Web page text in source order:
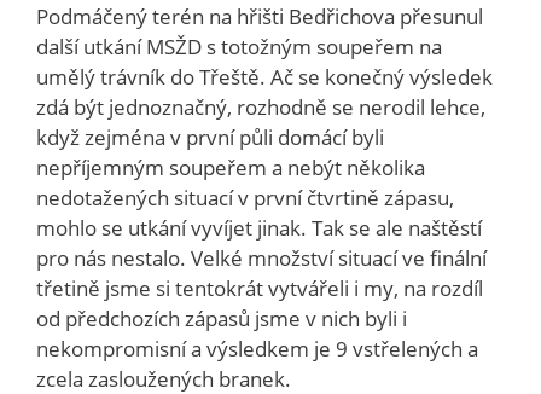
Podmáčený terén na hřišti Bedřichova přesunul
další utkání MSŽD s totožným soupeřem na
umělý trávník do Třeště. Ač se konečný výsledek
zdá být jednoznačný, rozhodně se nerodil lehce,
když zejména v první půli domácí byli
nepříjemným soupeřem a nebýt několika
nedotažených situací v první čtvrtině zápasu,
mohlo se utkání vyvíjet jinak. Tak se ale naštěstí
pro nás nestalo. Velké množství situací ve finální
třetině jsme si tentokrát vytvářeli i my, na rozdíl
od předchozích zápasů jsme v nich byli i
nekompromisní a výsledkem je 9 vstřelených a
zcela zasloužených branek.